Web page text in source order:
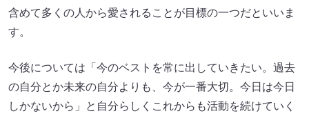
含めて多くの人から愛されることが目標の一つだといいま
す。
今後については「今のベストを常に出していきたい。過去
の自分とか未来の自分よりも、今が一番大切。今日は今日
しかないから」と自分らしくこれからも活動を続けていく